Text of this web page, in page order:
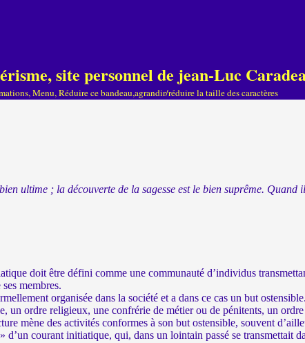
site personnel de jean-Luc
Menu, Réduire ce bandeau,agrandir/réduire la taille des caractères
ultime ; la découverte de la sagesse est le bien suprême.
doit être défini comme une communauté d’individus
membres.
organisée dans la société et a dans ce cas un but
un ordre religieux, une confrérie de métier ou de pénitents, un
mène des activités conformes à son but ostensible, souvent
d’un courant initiatique, qui, dans un lointain passé se transmettait